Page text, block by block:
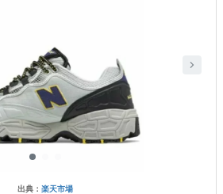
出典： 楽天市場